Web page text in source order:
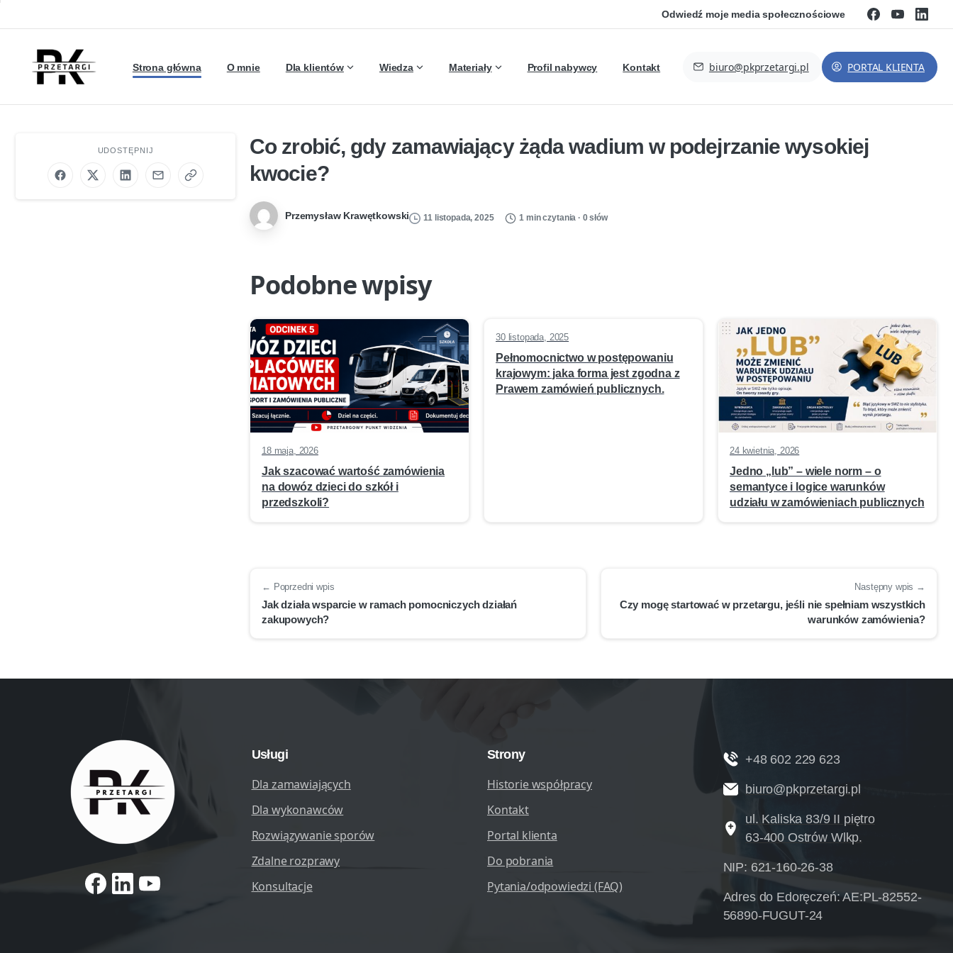
Odwiedź moje media społecznościowe
Strona główna O mnie Dla klientów Wiedza Materiały Profil nabywcy Kontakt biuro@pkprzetargi.pl PORTAL KLIENTA
UDOSTĘPNIJ
Co zrobić, gdy zamawiający żąda wadium w podejrzanie wysokiej
kwocie?
Przemysław Krawętkowski 11 listopada, 2025 1 min czytania · 0 słów
Podobne wpisy
18 maja, 2026
Jak szacować wartość zamówienia
na dowóz dzieci do szkół i
przedszkoli?
30 listopada, 2025
Pełnomocnictwo w postępowaniu
krajowym: jaka forma jest zgodna z
Prawem zamówień publicznych.
24 kwietnia, 2026
Jedno „lub” – wiele norm – o
semantyce i logice warunków
udziału w zamówieniach publicznych
← Poprzedni wpis
Jak działa wsparcie w ramach pomocniczych działań
zakupowych?
Następny wpis →
Czy mogę startować w przetargu, jeśli nie spełniam wszystkich
warunków zamówienia?
Usługi
Dla zamawiających
Dla wykonawców
Rozwiązywanie sporów
Zdalne rozprawy
Konsultacje
Strony
Historie współpracy
Kontakt
Portal klienta
Do pobrania
Pytania/odpowiedzi (FAQ)
+48 602 229 623
biuro@pkprzetargi.pl
ul. Kaliska 83/9 II piętro
63-400 Ostrów Wlkp.
NIP: 621-160-26-38
Adres do Edoręczeń: AE:PL-82552-
56890-FUGUT-24